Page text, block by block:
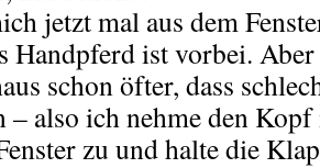
jetzt mal aus dem
Handpferd ist vorbei.
schon öfter, dass
– also ich nehme den
zu und halte die